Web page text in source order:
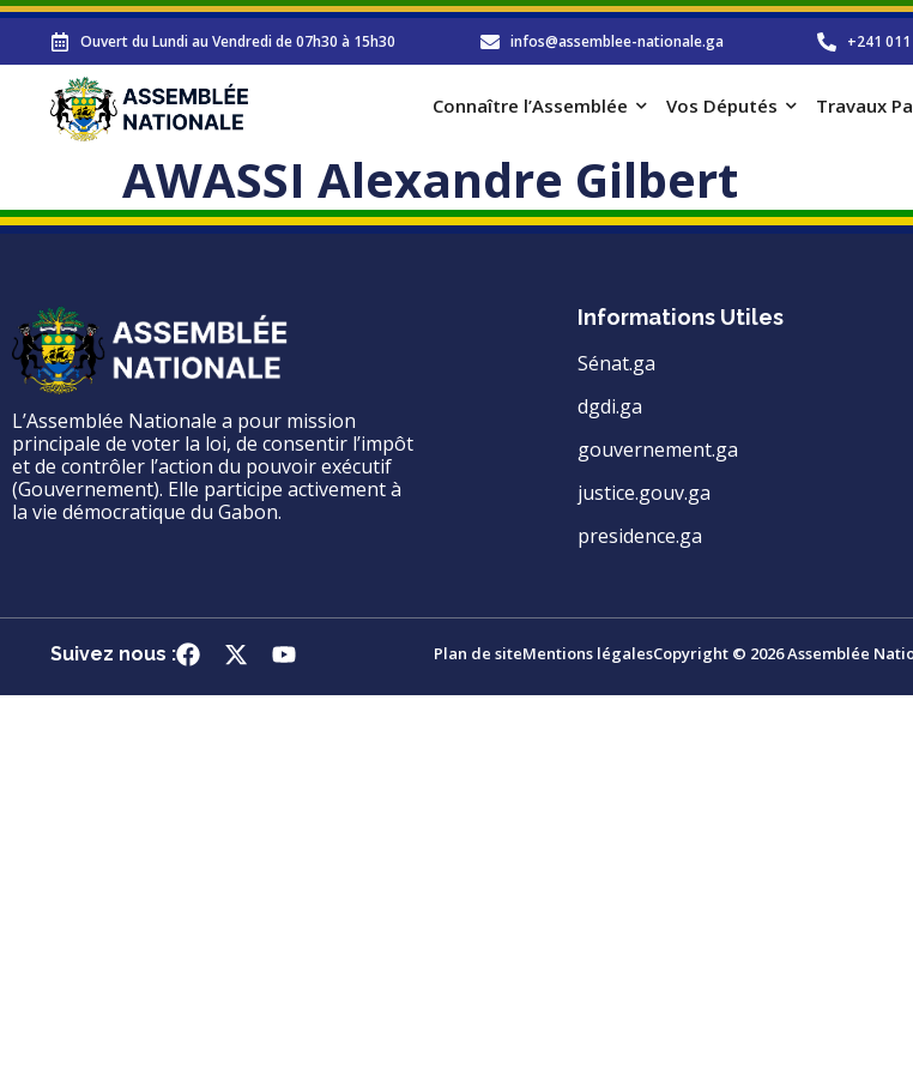
Ouvert du Lundi au Vendredi de 07h30 à 15h30 infos@assemblee-nationale.ga +241
Connaître l’Assemblée Vos Députés Travaux
AWASSI Alexandre Gilbert
L’Assemblée Nationale a pour mission
principale de voter la loi, de consentir l’impôt
et de contrôler l’action du pouvoir exécutif
(Gouvernement). Elle participe activement à
la vie démocratique du Gabon.
Informations Utiles
Sénat.ga
dgdi.ga
gouvernement.ga
justice.gouv.ga
presidence.ga
Suivez nous : Plan de siteMentions légalesCopyright © 2026 Assemblée